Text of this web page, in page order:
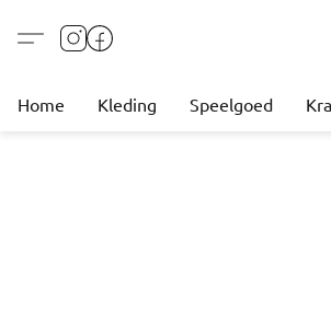
Home Kleding Speelgoed